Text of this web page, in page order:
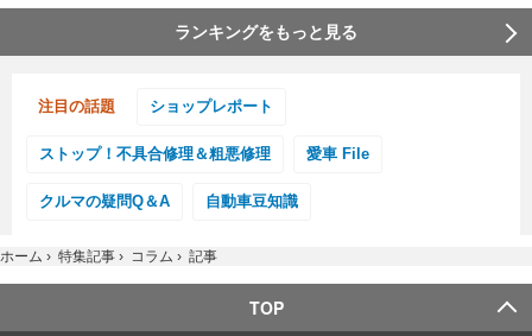
ランキングをもっと見る
注目の話題 ショップレポート
ストップ！不具合修理＆粗悪修理 愛車 File
クルマの疑問Q＆A 自動車豆知識
ホーム › 特集記事 › コラム › 記事
TOP